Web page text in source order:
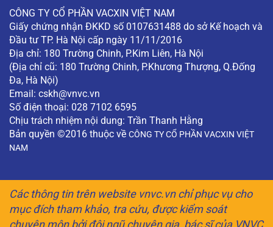
CÔNG TY CỔ PHẦN VACXIN VIỆT NAM
Giấy chứng nhận ĐKKD số 0107631488 do sở Kế hoạch và
Đầu tư TP. Hà Nội cấp ngày 11/11/2016
Địa chỉ: 180 Trường Chinh, P.Kim Liên, Hà Nội
(Địa chỉ cũ: 180 Trường Chinh, P.Khương Thượng, Q.Đống
Đa, Hà Nội)
Email: cskh@vnvc.vn
Số điện thoại: 028 7102 6595
Chịu trách nhiệm nội dung: Trần Thanh Hằng
Bản quyền ©2016 thuộc về CÔNG TY CỔ PHẦN VACXIN VIỆT
NAM
Các thông tin trên website vnvc.vn chỉ phục vụ cho
mục đích tham khảo, tra cứu, được kiểm soát